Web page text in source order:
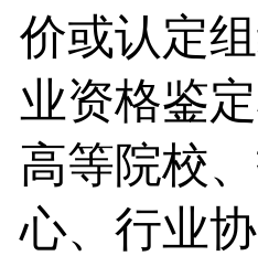
价或认定
业资格鉴
高等院校
心、行业